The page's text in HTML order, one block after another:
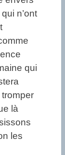
n’ont
qui
tromper
là
les